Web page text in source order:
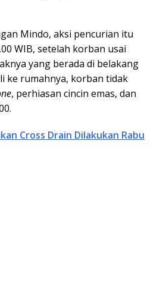
Mindo, aksi pencurian itu
WIB, setelah korban usai
yang berada di belakang
ke rumahnya, korban tidak
, perhiasan cincin emas, dan
Cross Drain Dilakukan Rabu